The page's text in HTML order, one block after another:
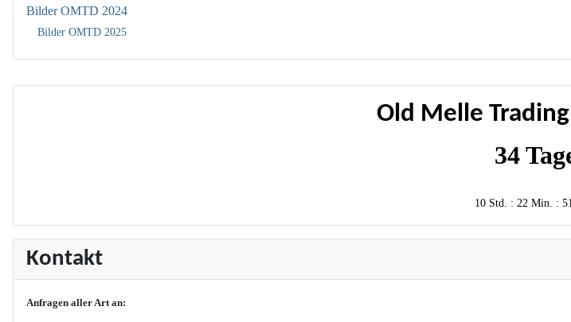
Old Melle
34
10 Std. : 22 Min. :
Kontakt
Anfragen aller Art an:
Bilder OMTD 2024
Bilder OMTD 2025